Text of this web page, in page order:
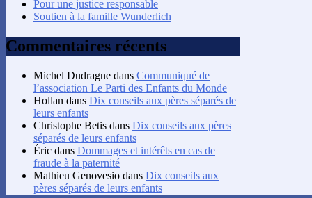
Pour une justice responsable
Soutien à la famille Wunderlich
Commentaires récents
Michel Dudragne dans Communiqué de
l’association Le Parti des Enfants du Monde
Hollan dans Dix conseils aux pères séparés de
leurs enfants
Christophe Betis dans Dix conseils aux pères
séparés de leurs enfants
Éric dans Dommages et intérêts en cas de
fraude à la paternité
Mathieu Genovesio dans Dix conseils aux
pères séparés de leurs enfants